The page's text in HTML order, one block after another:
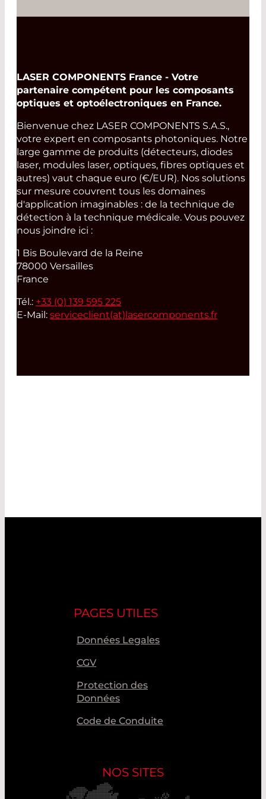
LASER COMPONENTS France - Votre
partenaire compétent pour les composants
optiques et optoélectroniques en France.
Bienvenue chez LASER COMPONENTS S.A.S.,
votre expert en composants photoniques. Notre
large gamme de produits (détecteurs, diodes
laser, modules laser, optiques, fibres optiques et
autres) vaut chaque euro (€/EUR). Nos solutions
sur mesure couvrent tous les domaines
d'application imaginables : de la technique de
détection à la technique médicale. Vous pouvez
nous joindre ici :
1 Bis Boulevard de la Reine
78000 Versailles
France
Tél.: +33 (0) 139 595 225
E-Mail: serviceclient(at)lasercomponents.fr
PAGES UTILES
Données Legales
CGV
Protection des
Données
Code de Conduite
NOS SITES